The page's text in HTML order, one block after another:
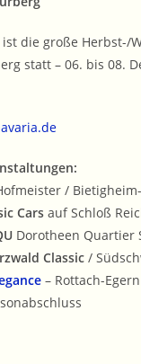
ist die große Herbst-/
statt – 06. bis 08.
/
Cars auf Schloß
Dorotheen Quartier
Classic /
– Rottach-